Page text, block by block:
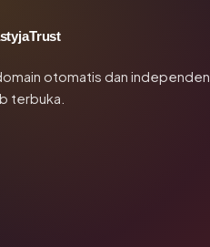
otomatis dan independen
terbuka.